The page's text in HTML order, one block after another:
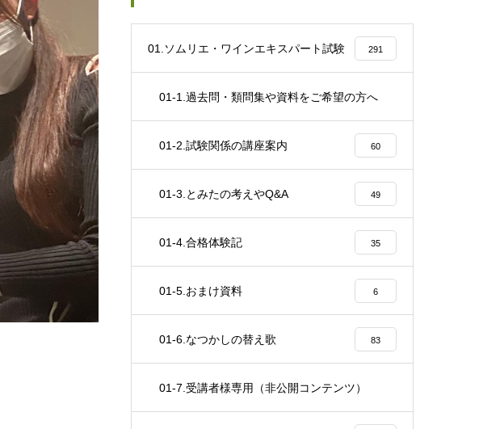
01.ソムリエ・ワインエキスパート試験 291
01-1.過去問・類問集や資料をご希望の方へ
01-2.試験関係の講座案内 60
01-3.とみたの考えやQ&A 49
01-4.合格体験記 35
01-5.おまけ資料 6
01-6.なつかしの替え歌 83
01-7.受講者様専用（非公開コンテンツ）